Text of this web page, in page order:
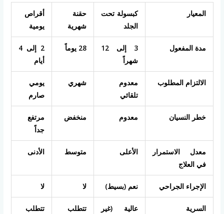
المعيار
كبسولة تحت
الجلد
حقنة
شهرية
أقراص
يومية
مدة المفعول
3 إلى 12
شهراً
28 يوماً
2 إلى 4
أيام
الالتزام المطلوب
معدوم
تلقائي
شهري
يومي
صارم
خطر النسيان معدوم منخفض
مرتفع
جداً
معدل الاستمرار
في العلاج
الأعلى متوسط الأدنى
الإجراء الجراحي نعم (بسيط) لا لا
السرية
عالية (غير
تتطلب
تتطلب